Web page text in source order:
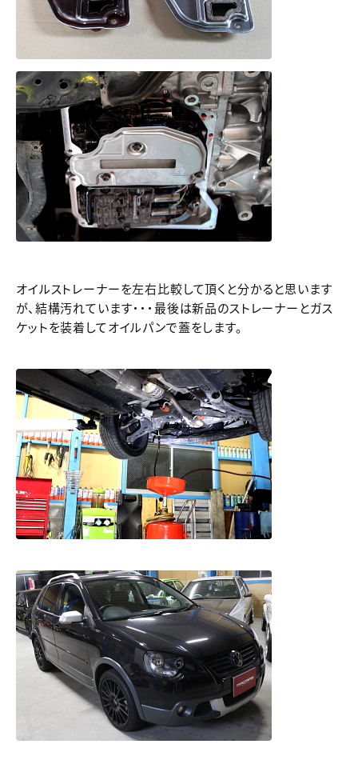
オイルストレーナーを左右比較して頂くと分かると思います
が、結構汚れています・・・最後は新品のストレーナーとガス
ケットを装着してオイルパンで蓋をします。